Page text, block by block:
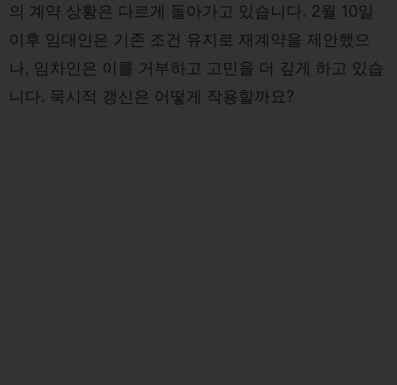
의 계약 상황은 다르게 돌아가고 있습니다. 2월 10일
이후 임대인은 기존 조건 유지로 재계약을 제안했으
나, 임차인은 이를 거부하고 고민을 더 깊게 하고 있습
니다. 묵시적 갱신은 어떻게 작용할까요?